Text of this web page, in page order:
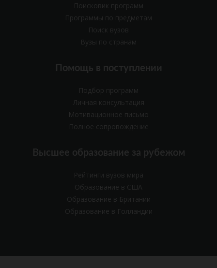
Поисковик программ
Программы по предметам
Поиск вузов
Вузы по странам
Помощь в поступлении
Подбор программ
Личная консультация
Мотивационное письмо
Полное сопровождение
Высшее образование за рубежом
Рейтинги вузов мира
Образование в США
Образование в Британии
Образование в Голландии